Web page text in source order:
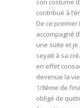
son costume
contribué à
De ce premier
accompagné
une suite et je
seyait à sa
en effet
devenue la
1/8ème de
obligé de